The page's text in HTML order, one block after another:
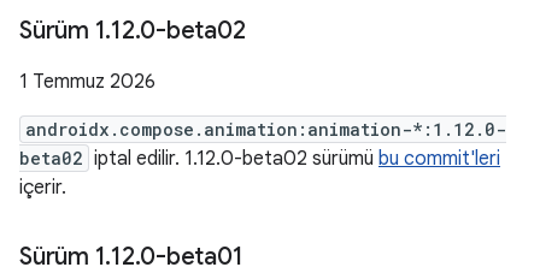
Sürüm 1.12.0-beta02
1 Temmuz 2026
androidx.compose.animation:animation-*:1.12.0-
beta02 iptal edilir. 1.12.0-beta02 sürümü bu commit'leri
içerir.
Sürüm 1.12.0-beta01